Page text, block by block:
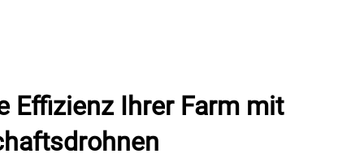
Effizienz Ihrer Farm mit